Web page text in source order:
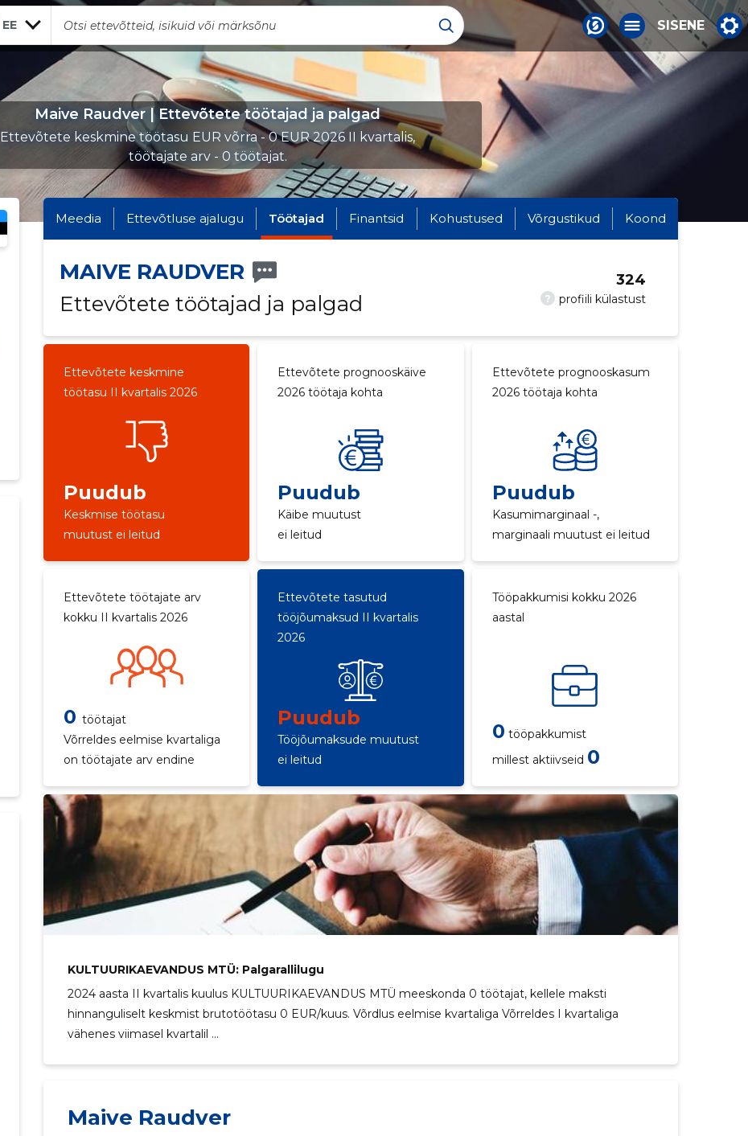
EE SISENE
Maive Raudver | Ettevõtete töötajad ja palgad
Ettevõtete keskmine töötasu EUR võrra - 0 EUR 2026 II kvartalis,
töötajate arv - 0 töötajat.
Meedia Ettevõtluse ajalugu Töötajad Finantsid Kohustused Võrgustikud Koond
MAIVE RAUDVER
Ettevõtete töötajad ja palgad
? profiili külastust
324
Ettevõtete keskmine
töötasu II kvartalis 2026
Puudub
Keskmise töötasu
muutust ei leitud
Ettevõtete prognooskäive
2026 töötaja kohta
Puudub
Käibe muutust
ei leitud
Ettevõtete prognooskasum
2026 töötaja kohta
Puudub
Kasumimarginaal -,
marginaali muutust ei leitud
Ettevõtete töötajate arv
kokku II kvartalis 2026
0 töötajat
Võrreldes eelmise kvartaliga
on töötajate arv endine
Ettevõtete tasutud
tööjõumaksud II kvartalis
2026
Puudub
Tööjõumaksude muutust
ei leitud
Tööpakkumisi kokku 2026
aastal
0 tööpakkumist
millest aktiivseid 0
KULTUURIKAEVANDUS MTÜ: Palgarallilugu
2024 aasta II kvartalis kuulus KULTUURIKAEVANDUS MTÜ meeskonda 0 töötajat, kellele maksti
hinnanguliselt keskmist brutotöötasu 0 EUR/kuus. Võrdlus eelmise kvartaliga Võrreldes I kvartaliga
vähenes viimasel kvartalil ...
Maive Raudver